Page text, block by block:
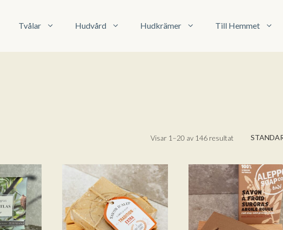
Tvålar Hudvård Hudkrämer Till Hemmet
Visar 1–20 av 146 resultat